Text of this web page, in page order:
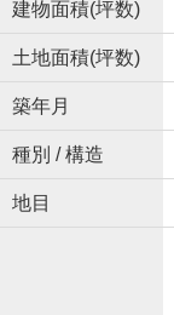
建物面積(坪数)
土地面積(坪数)
築年月
種別 / 構造
地目